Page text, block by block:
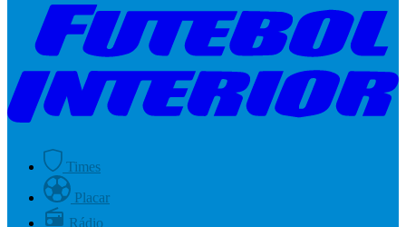
Times
Placar
Rádio